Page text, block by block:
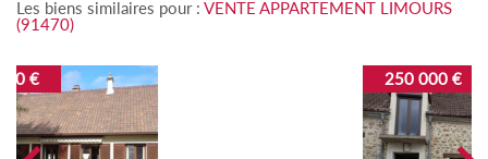
Les biens similaires pour : VENTE APPARTEMENT LIMOURS
(91470)
250 000 €